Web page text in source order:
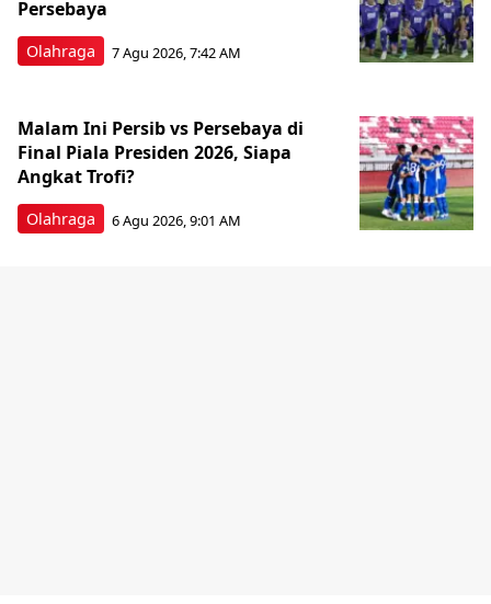
Olahraga
Persebaya
7 Agu 2026, 7:42 AM
Olahraga
Malam Ini Persib vs Persebaya di
Final Piala Presiden 2026, Siapa
Angkat Trofi?
6 Agu 2026, 9:01 AM